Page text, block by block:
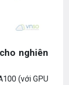
nghiên
(với GPU